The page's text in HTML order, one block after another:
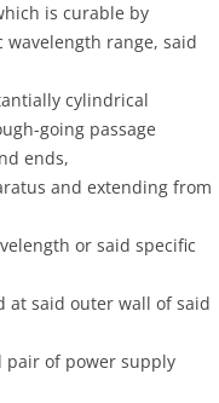
is curable by
range, said
cylindrical
going passage
ends,
and extending from
or said specific
at said outer wall of said
pair of power supply